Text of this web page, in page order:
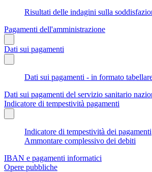
Risultati delle indagini sulla
Pagamenti dell'amministrazione
Dati sui pagamenti
Dati sui pagamenti - in formato
Dati sui pagamenti del servizio sanitario
Indicatore di tempestività pagamenti
Indicatore di tempestività dei pagamenti
Ammontare complessivo dei debiti
IBAN e pagamenti informatici
Opere pubbliche